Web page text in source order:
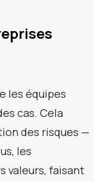
les équipes
cas. Cela
des risques —
les
valeurs, faisant